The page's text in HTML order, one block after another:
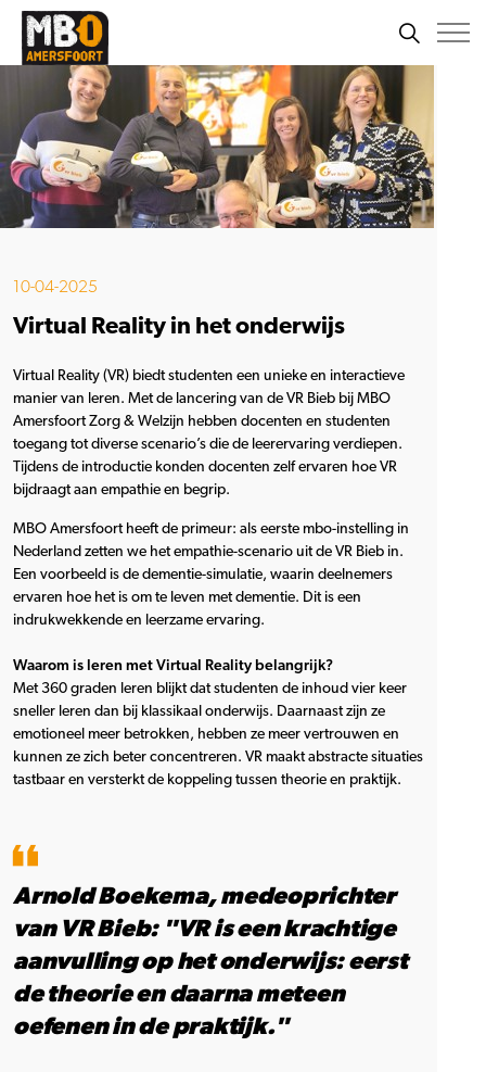
10-04-2025
Virtual Reality in het onderwijs
Virtual Reality (VR) biedt studenten een unieke en interactieve
manier van leren. Met de lancering van de VR Bieb bij MBO
Amersfoort Zorg & Welzijn hebben docenten en studenten
toegang tot diverse scenario’s die de leerervaring verdiepen.
Tijdens de introductie konden docenten zelf ervaren hoe VR
bijdraagt aan empathie en begrip.
MBO Amersfoort heeft de primeur: als eerste mbo-instelling in
Nederland zetten we het empathie-scenario uit de VR Bieb in.
Een voorbeeld is de dementie-simulatie, waarin deelnemers
ervaren hoe het is om te leven met dementie. Dit is een
indrukwekkende en leerzame ervaring.
Waarom is leren met Virtual Reality belangrijk?
Met 360 graden leren blijkt dat studenten de inhoud vier keer
sneller leren dan bij klassikaal onderwijs. Daarnaast zijn ze
emotioneel meer betrokken, hebben ze meer vertrouwen en
kunnen ze zich beter concentreren. VR maakt abstracte situaties
tastbaar en versterkt de koppeling tussen theorie en praktijk.
Arnold Boekema, medeoprichter
van VR Bieb: "VR is een krachtige
aanvulling op het onderwijs: eerst
de theorie en daarna meteen
oefenen in de praktijk."